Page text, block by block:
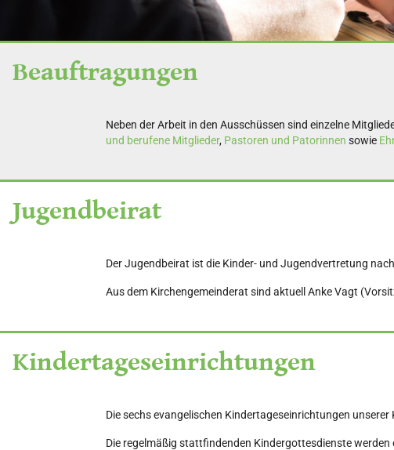
Beauftragungen
Neben der Arbeit in den Ausschüssen sind einzelne
und berufene Mitglieder, Pastoren und Patorinnen sowie
Jugendbeirat
Der Jugendbeirat ist die Kinder- und Jugendvertretung
Aus dem Kirchengemeinderat sind aktuell Anke Vagt
Kindertageseinrichtungen
Die sechs evangelischen Kindertageseinrichtungen
Die regelmäßig stattfindenden Kindergottesdienste